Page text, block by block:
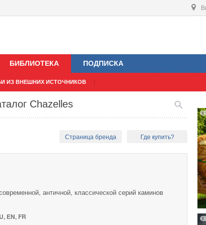
БИБЛИОТЕКА
ИЗ ВНЕШНИХ ИСТОЧНИКОВ
ПОДПИСКА
Chazelles
Страница бренда Где купить?
античной, классической серий каминов
EN, FR